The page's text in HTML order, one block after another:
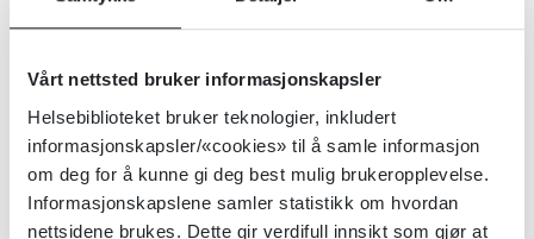
Vårt nettsted bruker informasjonskapsler
Helsebiblioteket bruker teknologier, inkludert
informasjonskapsler/«cookies» til å samle informasjon
om deg for å kunne gi deg best mulig brukeropplevelse.
Informasjonskapslene samler statistikk om hvordan
nettsidene brukes. Dette gir verdifull innsikt som gjør at
målrettede tiltak som tar hensyn til
geografiske forskjeller i NEET-status.
Skreddersydde intervensjoner må
tilpasses ulike lokale kontekster, enten det
gjelder urbane strøk, distrikter eller